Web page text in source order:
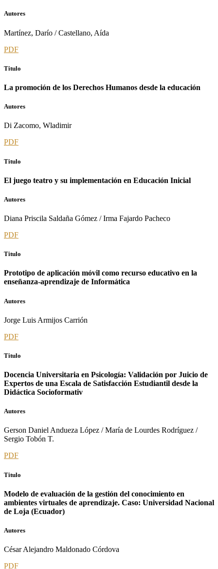
Autores
Martínez, Darío / Castellano, Aída
PDF
Titulo
La promoción de los Derechos Humanos desde la educación
Autores
Di Zacomo, Wladimir
PDF
Titulo
El juego teatro y su implementación en Educación Inicial
Autores
Diana Priscila Saldaña Gómez / Irma Fajardo Pacheco
PDF
Titulo
Prototipo de aplicación móvil como recurso educativo en la
enseñanza-aprendizaje de Informática
Autores
Jorge Luis Armijos Carrión
PDF
Titulo
Docencia Universitaria en Psicología: Validación por Juicio de
Expertos de una Escala de Satisfacción Estudiantil desde la
Didáctica Socioformativ
Autores
Gerson Daniel Andueza López / María de Lourdes Rodríguez /
Sergio Tobón T.
PDF
Titulo
Modelo de evaluación de la gestión del conocimiento en
ambientes virtuales de aprendizaje. Caso: Universidad Nacional
de Loja (Ecuador)
Autores
César Alejandro Maldonado Córdova
PDF